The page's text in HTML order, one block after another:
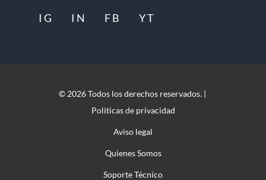
I G I N F B Y T
© 2026 Todos los derechos reservados. |
Politicas de privacidad
Aviso legal
Quienes Somos
Soporte Técnico